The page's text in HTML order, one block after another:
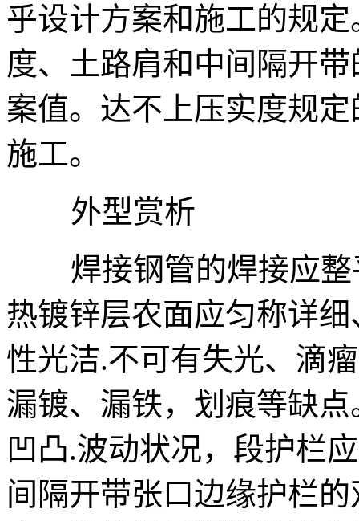
乎设计方案和施工的规
度、土路肩和中间隔开
案值。达不上压实度规
施工。
外型赏析
焊接钢管的焊接应整
热镀锌层农面应匀称详
性光洁.不可有失光、滴
漏镀、漏铁，划痕等缺
凹凸.波动状况，段护栏
间隔开带张口边缘护栏